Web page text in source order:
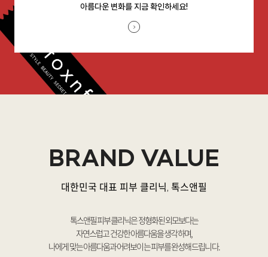
아름다운 변화를 지금 확인하세요!
BRAND VALUE
대한민국 대표 피부 클리닉, 톡스앤필
톡스앤필 피부 클리닉은 정형화된 외모보다는
자연스럽고 건강한 아름다움을 생각하며,
나에게 맞는 아름다움과 어려보이는 피부를 완성해 드립니다.